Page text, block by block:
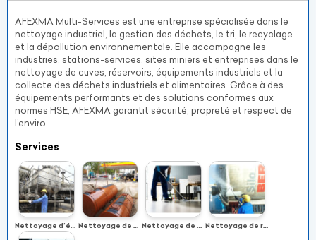
AFEXMA Multi-Services est une entreprise spécialisée dans le
nettoyage industriel, la gestion des déchets, le tri, le recyclage
et la dépollution environnementale. Elle accompagne les
industries, stations-services, sites miniers et entreprises dans le
nettoyage de cuves, réservoirs, équipements industriels et la
collecte des déchets industriels et alimentaires. Grâce à des
équipements performants et des solutions conformes aux
normes HSE, AFEXMA garantit sécurité, propreté et respect de
l’enviro...
Services
Nettoyage d’équipements de raffinerie Nettoyage de cuves de stations-services Nettoyage de magasins, bureaux et appartements Nettoyage de réservoirs de stockage